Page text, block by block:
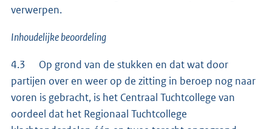
verwerpen.
Inhoudelijke beoordeling
4.3 Op grond van de stukken en dat wat door
partijen over en weer op de zitting in beroep nog naar
voren is gebracht, is het Centraal Tuchtcollege van
oordeel dat het Regionaal Tuchtcollege